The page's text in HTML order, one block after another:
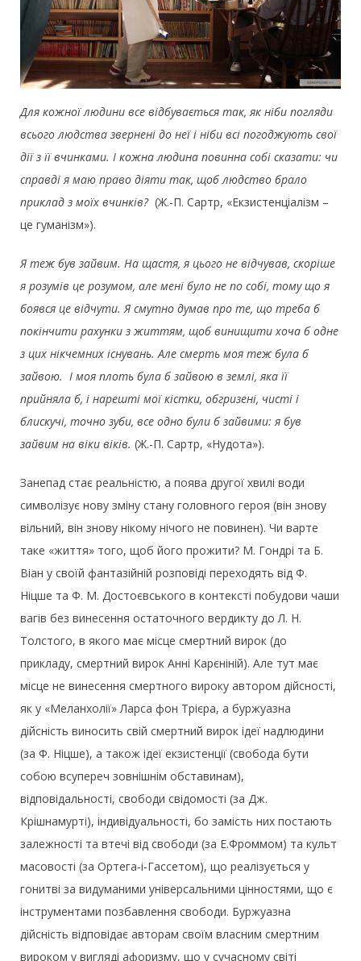
Для кожної людини все відбувається так, як ніби погляди
всього людства звернені до неї і ніби всі погоджують свої
дії з її вчинками. І кожна людина повинна собі сказати: чи
справді я маю право діяти так, щоб людство брало
приклад з моїх вчинків? (Ж.-П. Сартр, «Екзистенціалізм –
це гуманізм»).
Я теж був зайвим. На щастя, я цього не відчував, скоріше
я розумів це розумом, але мені було не по собі, тому що я
боявся це відчути. Я смутно думав про те, що треба б
покінчити рахунки з життям, щоб винищити хоча б одне
з цих нікчемних існувань. Але смерть моя теж була б
зайвою. І моя плоть була б зайвою в землі, яка її
прийняла б, і нарешті мої кістки, обгризені, чисті і
блискучі, точно зуби, все одно були б зайвими: я був
зайвим на віки віків. (Ж.-П. Сартр, «Нудота»).
Занепад стає реальністю, а поява другої хвилі води
символізує нову зміну стану головного героя (він знову
вільний, він знову нікому нічого не повинен). Чи варте
таке «життя» того, щоб його прожити? М. Гондрі та Б.
Віан у своїй фантазійній розповіді переходять від Ф.
Ніцше та Ф. М. Достоєвського в контексті побудови чаши
вагів без винесення остаточного вердикту до Л. Н.
Толстого, в якого має місце смертний вирок (до
прикладу, смертний вирок Анні Карєніній). Але тут має
місце не винесення смертного вироку автором дійсності,
як у «Меланхолії» Ларса фон Трієра, а буржуазна
дійсність виносить свій смертний вирок ідеї надлюдини
(за Ф. Ніцше), а також ідеї екзистенції (свобода бути
собою всупереч зовнішнім обставинам),
відповідальності, свободи свідомості (за Дж.
Крішнамурті), індивідуальності, бо замість них постають
залежності та втечі від свободи (за Е.Фроммом) та культ
масовості (за Ортега-і-Гассетом), що реалізується у
гонитві за видуманими універсальними цінностями, що є
інструментами позбавлення свободи. Буржуазна
дійсність відповідає авторам своїм власним смертним
вироком у вигляді афоризму, що у сучасному світі